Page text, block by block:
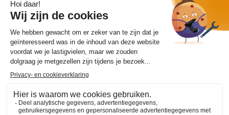
toepassingen vanwege zijn opvallende kleur en duurzaamheid.
Messing wordt vaak gebruikt als een kosteneffectief
alternatief voor brons. De keuze tussen brons en messing
voor een project hangt af van de toepassing. Messing is
uitstekend te bewerken en brons biedt een uitstekende
weerstand tegen corrosie. Fenix Industries assisteert u bij de
keuze voor het juiste materiaal.
Onze werkwijze